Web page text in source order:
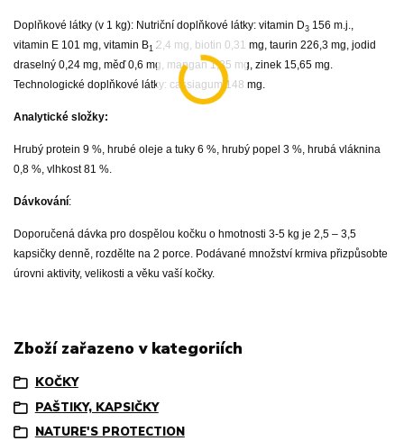
Doplňkové látky (v 1 kg): Nutriční doplňkové látky: vitamin D3 156 m.j.,
vitamin E 101 mg, vitamin B1 2,4 mg, biotin 0,31 mg, taurin 226,3 mg, jodid
draselný 0,24 mg, měď 0,6 mg, mangan 1,85 mg, zinek 15,65 mg.
Technologické doplňkové látky: cassiagum 148 mg.
Analytické složky:
Hrubý protein 9 %, hrubé oleje a tuky 6 %, hrubý popel 3 %, hrubá vláknina
0,8 %, vlhkost 81 %.
Dávkování:
Doporučená dávka pro dospělou kočku o hmotnosti 3-5 kg je 2,5 – 3,5
kapsičky denně, rozdělte na 2 porce. Podávané množství krmiva přizpůsobte
úrovni aktivity, velikosti a věku vaší kočky.
Zboží zařazeno v kategoriích
KOČKY
PAŠTIKY, KAPSIČKY
NATURE'S PROTECTION